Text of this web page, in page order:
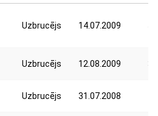
Uzbrucējs 14.07.2009
Uzbrucējs 12.08.2009
Uzbrucējs 31.07.2008